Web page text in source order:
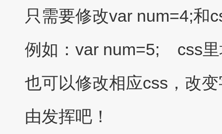
只需要修改var num=4;和
例如：var num=5; css里
也可以修改相应css，改
由发挥吧！